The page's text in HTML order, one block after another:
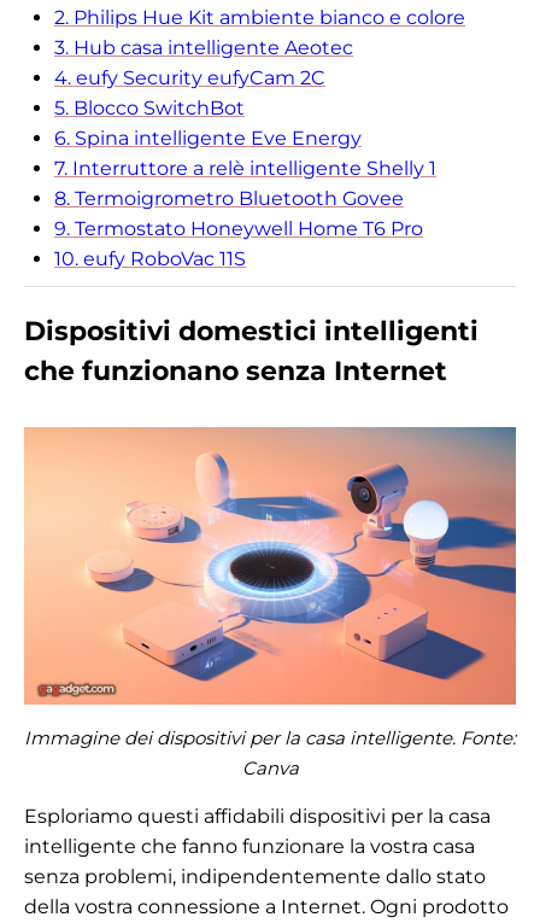
2. Philips Hue Kit ambiente bianco e colore
3. Hub casa intelligente Aeotec
4. eufy Security eufyCam 2C
5. Blocco SwitchBot
6. Spina intelligente Eve Energy
7. Interruttore a relè intelligente Shelly 1
8. Termoigrometro Bluetooth Govee
9. Termostato Honeywell Home T6 Pro
10. eufy RoboVac 11S
Dispositivi domestici intelligenti
che funzionano senza Internet
Immagine dei dispositivi per la casa intelligente. Fonte:
Canva
Esploriamo questi affidabili dispositivi per la casa
intelligente che fanno funzionare la vostra casa
senza problemi, indipendentemente dallo stato
della vostra connessione a Internet. Ogni prodotto